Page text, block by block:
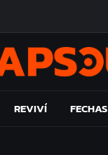
DE DISCO
REVIVÍ FECHAS